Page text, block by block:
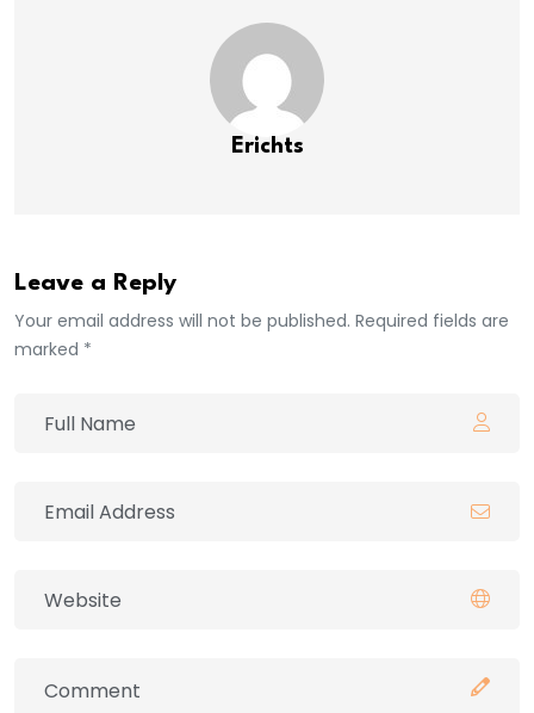
Erichts
Leave a Reply
Your email address will not be published. Required fields are
marked *